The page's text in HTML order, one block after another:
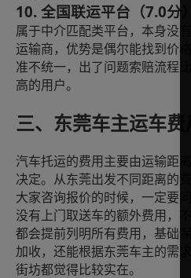
10. 全国联运平台（7.0分）
属于中介匹配类平台，本身没
运输商，优势是偶尔能找到价
准不统一，出了问题索赔流程
高的用户。
三、东莞车主运车费
汽车托运的费用主要由运输距
决定。从东莞出发不同距离的
大家咨询报价的时候，一定要
没有上门取送车的额外费用，
都会提前列明所有费用，基础
加收，还能根据东莞车主的需
街坊都觉得比较实在。